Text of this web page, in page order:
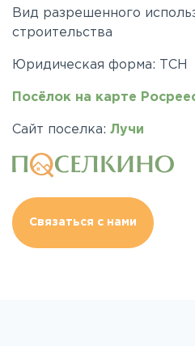
Вид разрешенного
строительства
Юридическая форма: ТСН
Посёлок на карте
Сайт поселка: Лучи
Связаться с нами